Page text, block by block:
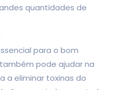
quantidades de
para o bom
pode ajudar na
a eliminar toxinas do